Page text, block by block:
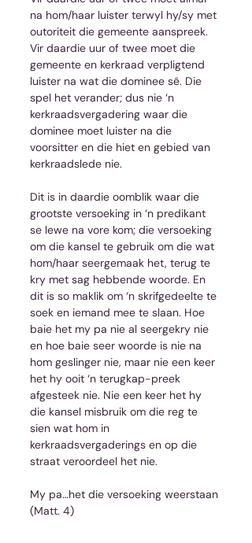
na hom/haar luister terwyl hy/sy met
outoriteit die gemeente aanspreek.
Vir daardie uur of twee moet die
gemeente en kerkraad verpligtend
luister na wat die dominee sê. Die
spel het verander; dus nie ‘n
kerkraadsvergadering waar die
dominee moet luister na die
voorsitter en die hiet en gebied van
kerkraadslede nie.
Dit is in daardie oomblik waar die
grootste versoeking in ‘n predikant
se lewe na vore kom; die versoeking
om die kansel te gebruik om die wat
hom/haar seergemaak het, terug te
kry met sag hebbende woorde. En
dit is so maklik om ‘n skrifgedeelte te
soek en iemand mee te slaan. Hoe
baie het my pa nie al seergekry nie
en hoe baie seer woorde is nie na
hom geslinger nie, maar nie een keer
het hy ooit ‘n terugkap-preek
afgesteek nie. Nie een keer het hy
die kansel misbruik om die reg te
sien wat hom in
kerkraadsvergaderings en op die
straat veroordeel het nie.
My pa…het die versoeking weerstaan
(Matt. 4)